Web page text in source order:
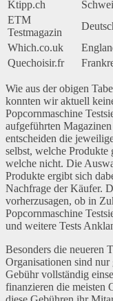
Ktipp.ch
ETM
Testmagazin
Which.co.uk
Quechoisir.fr
Wie aus der obigen
konnten wir aktuell
Popcornmaschine
aufgeführten
entscheiden die
selbst, welche Produkte
welche nicht. Die
Produkte ergibt sich
Nachfrage der Käufer.
vorherzusagen, ob in
Popcornmaschine
und weitere Tests
Besonders die neueren
Organisationen sind nur
Gebühr vollständig
finanzieren die meisten